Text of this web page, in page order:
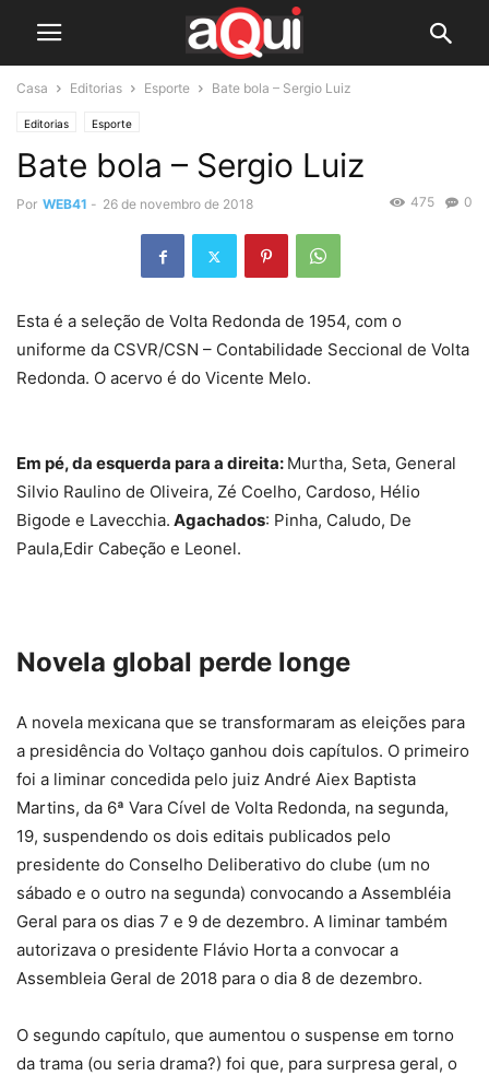
Casa Editorias Esporte Bate bola – Sergio Luiz
Editorias Esporte
Bate bola – Sergio Luiz
Por WEB41 - 26 de novembro de 2018 0
475
Esta é a seleção de Volta Redonda de 1954, com o
uniforme da CSVR/CSN – Contabilidade Seccional de Volta
Redonda. O acervo é do Vicente Melo.
Em pé, da esquerda para a direita: Murtha, Seta, General
Silvio Raulino de Oliveira, Zé Coelho, Cardoso, Hélio
Bigode e Lavecchia. Agachados: Pinha, Caludo, De
Paula,Edir Cabeção e Leonel.
Novela global perde longe
A novela mexicana que se transformaram as eleições para
a presidência do Voltaço ganhou dois capítulos. O primeiro
foi a liminar concedida pelo juiz André Aiex Baptista
Martins, da 6ª Vara Cível de Volta Redonda, na segunda,
19, suspendendo os dois editais publicados pelo
presidente do Conselho Deliberativo do clube (um no
sábado e o outro na segunda) convocando a Assembléia
Geral para os dias 7 e 9 de dezembro. A liminar também
autorizava o presidente Flávio Horta a convocar a
Assembleia Geral de 2018 para o dia 8 de dezembro.
O segundo capítulo, que aumentou o suspense em torno
da trama (ou seria drama?) foi que, para surpresa geral, o